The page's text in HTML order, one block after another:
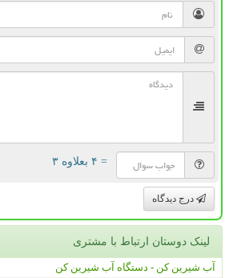
= ۴ بعلاوه ۳
درج دیدگاه
لینک دوستان ارتباط با مشتری
آب شیرین کن - دستگاه آب شیرین کن